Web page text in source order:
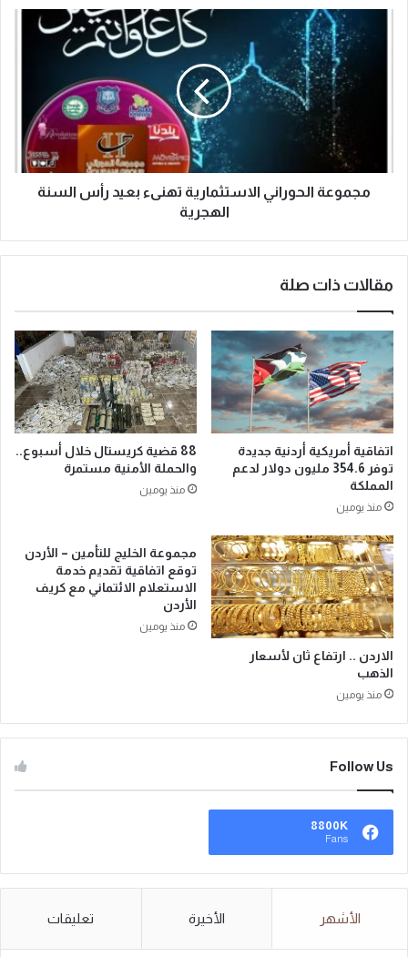
مجموعة الحوراني الاستثمارية تهنىء بعيد رأس السنة
الهجرية
مقالات ذات صلة
اتفاقية أمريكية أردنية جديدة
توفر 354.6 مليون دولار لدعم
المملكة
منذ يومين
88 قضية كريستال خلال أسبوع..
والحملة الأمنية مستمرة
منذ يومين
الاردن .. ارتفاع ثان لأسعار
الذهب
منذ يومين
مجموعة الخليج للتأمين – الأردن
توقع اتفاقية تقديم خدمة
الاستعلام الائتماني مع كريف
الأردن
منذ يومين
Follow Us
8800K
Fans
الأشهر الأخيرة تعليقات